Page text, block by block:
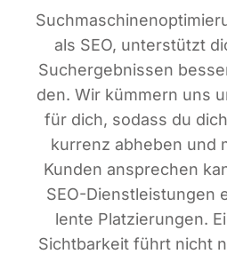
als SEO, unter­stützt
Such­ergeb­nis­sen
den. Wir küm­mern uns
für dich, sodass du
kur­renz abhe­ben und
Kun­den anspre­chen
SEO-Dienst­leis­tun­gen
len­te Plat­zie­run­gen.
Sicht­bar­keit führt nicht